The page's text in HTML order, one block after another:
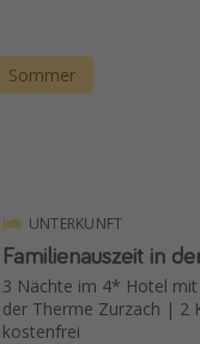
Sommer
UNTERKUNFT
Familienauszeit in
3 Nächte im 4* Hotel
der Therme Zurzach | 2
kostenfrei